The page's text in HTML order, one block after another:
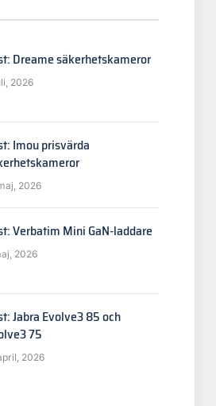
Dreame säkerhetskameror
2026
Imou prisvärda
2026
Verbatim Mini GaN-laddare
2026
Jabra Evolve3 85 och
75
2026